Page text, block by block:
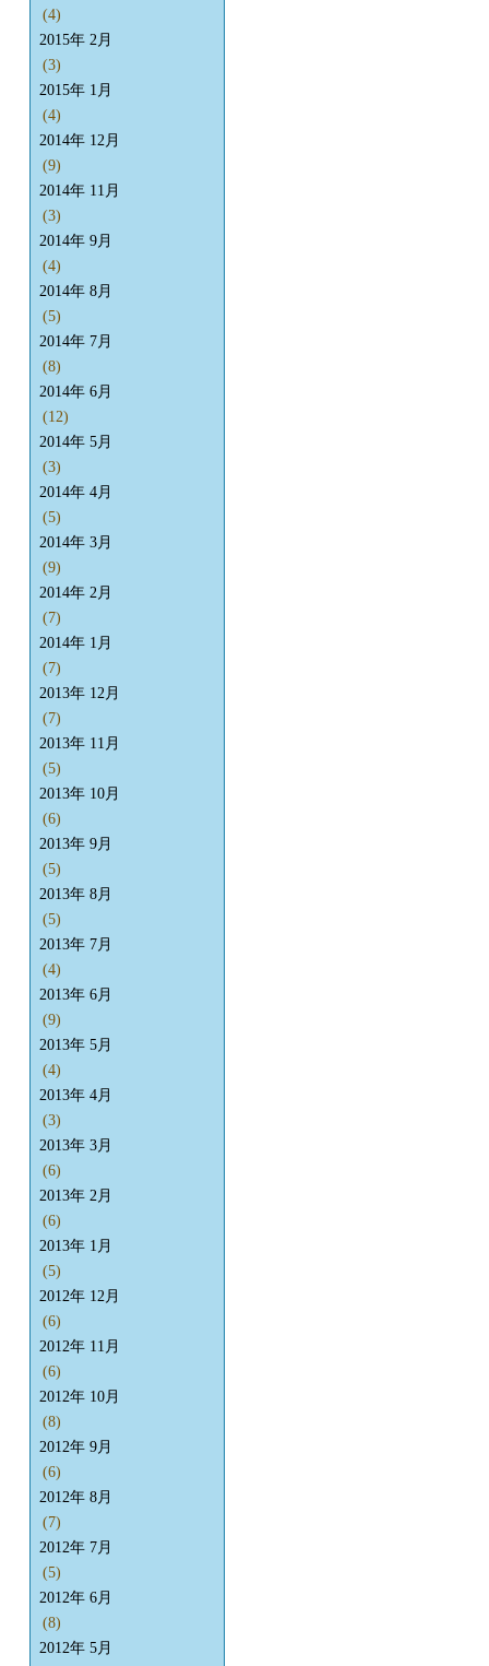
(4)
2015年 2月
(3)
2015年 1月
(4)
2014年 12月
(9)
2014年 11月
(3)
2014年 9月
(4)
2014年 8月
(5)
2014年 7月
(8)
2014年 6月
(12)
2014年 5月
(3)
2014年 4月
(5)
2014年 3月
(9)
2014年 2月
(7)
2014年 1月
(7)
2013年 12月
(7)
2013年 11月
(5)
2013年 10月
(6)
2013年 9月
(5)
2013年 8月
(5)
2013年 7月
(4)
2013年 6月
(9)
2013年 5月
(4)
2013年 4月
(3)
2013年 3月
(6)
2013年 2月
(6)
2013年 1月
(5)
2012年 12月
(6)
2012年 11月
(6)
2012年 10月
(8)
2012年 9月
(6)
2012年 8月
(7)
2012年 7月
(5)
2012年 6月
(8)
2012年 5月